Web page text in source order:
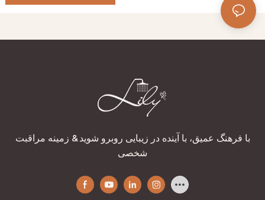
با فرهنگ عمیق، با آینده در زیبایی روبرو شوید & زمینه مراقبت
شخصی